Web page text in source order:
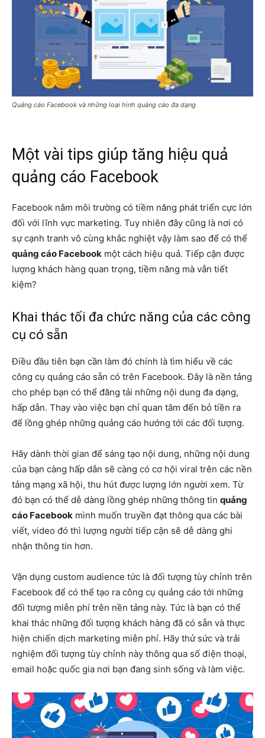
Quảng cáo Facebook và những loại hình quảng cáo đa dạng
Một vài tips giúp tăng hiệu quả
quảng cáo Facebook
Facebook nằm môi trường có tiềm năng phát triển cực lớn
đối với lĩnh vực marketing. Tuy nhiên đây cũng là nơi có
sự cạnh tranh vô cùng khắc nghiệt vậy làm sao để có thể
quảng cáo Facebook một cách hiệu quả. Tiếp cận được
lượng khách hàng quan trọng, tiềm năng mà vẫn tiết
kiệm?
Khai thác tối đa chức năng của các công
cụ có sẵn
Điều đầu tiên bạn cần làm đó chính là tìm hiểu về các
công cụ quảng cáo sẵn có trên Facebook. Đây là nền tảng
cho phép bạn có thể đăng tải những nội dung đa dạng,
hấp dẫn. Thay vào việc bạn chỉ quan tâm đến bỏ tiền ra
để lồng ghép những quảng cáo hướng tới các đối tượng.
Hãy dành thời gian để sáng tạo nội dung, những nội dung
của bạn càng hấp dẫn sẽ càng có cơ hội viral trên các nền
tảng mạng xã hội, thu hút được lượng lớn người xem. Từ
đó bạn có thể dễ dàng lồng ghép những thông tin quảng
cáo Facebook mình muốn truyền đạt thông qua các bài
viết, video đó thì lượng người tiếp cận sẽ dễ dàng ghi
nhận thông tin hơn.
Vận dụng custom audience tức là đối tượng tùy chỉnh trên
Facebook để có thể tạo ra công cụ quảng cáo tới những
đối tượng miễn phí trên nền tảng này. Tức là bạn có thể
khai thác những đối tượng khách hàng đã có sẵn và thực
hiện chiến dịch marketing miễn phí. Hãy thử sức và trải
nghiệm đối tượng tùy chỉnh này thông qua số điện thoại,
email hoặc quốc gia nơi bạn đang sinh sống và làm việc.